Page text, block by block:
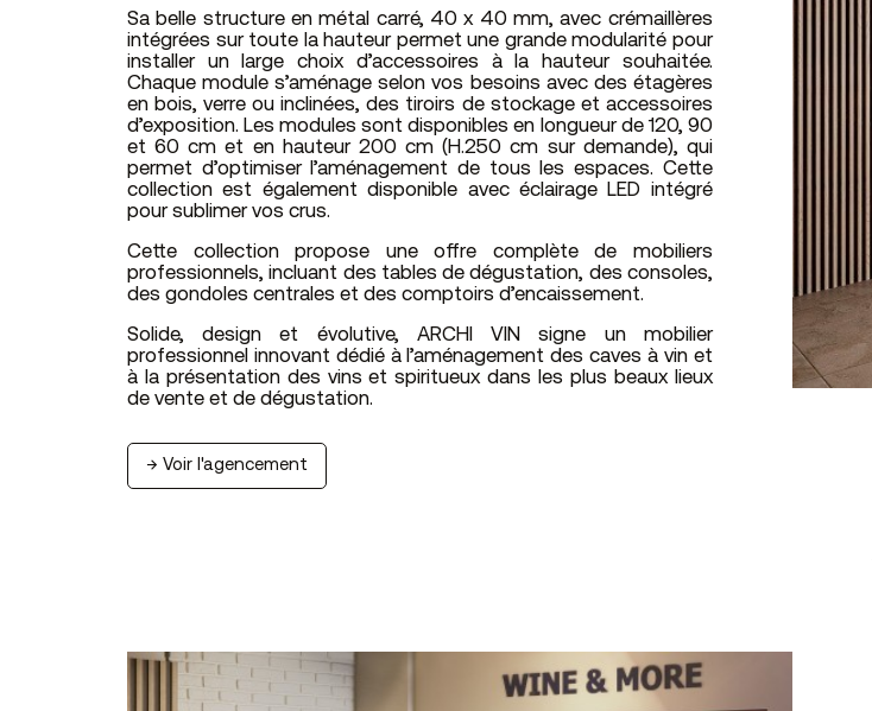
Sa belle structure en métal carré, 40 x 40 mm, avec crémaillères
intégrées sur toute la hauteur permet une grande modularité pour
installer un large choix d’accessoires à la hauteur souhaitée.
Chaque module s’aménage selon vos besoins avec des étagères
en bois, verre ou inclinées, des tiroirs de stockage et accessoires
d’exposition. Les modules sont disponibles en longueur de 120, 90
et 60 cm et en hauteur 200 cm (H.250 cm sur demande), qui
permet d’optimiser l’aménagement de tous les espaces. Cette
collection est également disponible avec éclairage LED intégré
pour sublimer vos crus.
Cette collection propose une offre complète de mobiliers
professionnels, incluant des tables de dégustation, des consoles,
des gondoles centrales et des comptoirs d’encaissement.
Solide, design et évolutive, ARCHI VIN signe un mobilier
professionnel innovant dédié à l’aménagement des caves à vin et
à la présentation des vins et spiritueux dans les plus beaux lieux
de vente et de dégustation.
→ Voir l'agencement